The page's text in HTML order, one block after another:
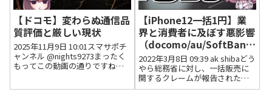
【ドコモ】変わらぬ通信品
質評価と厳しい現状
2025年11月9日 10:01スマサポチ
ャンネル @nights9273まったく
もってこの動画の通りですね…
【iPhone12一括1円】業
界と消費者に及ぼす悪影響
（docomo/au/SoftBank
）
2022年3月8日 09:39 ak shibaどう
やら総務省に対し、一括販売に
関するクレームが報告されたら
しく、何らかの指導がされる恐